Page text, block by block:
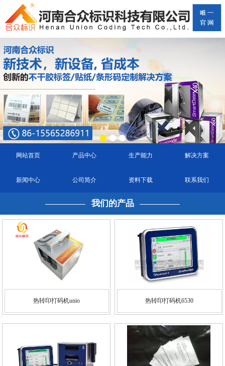
网站首页 产品中心 生产能力 解决方案
新闻中心 公司简介 资料下载 联系我们
我们的产品
热转印打码机unio 热转印打码机6530